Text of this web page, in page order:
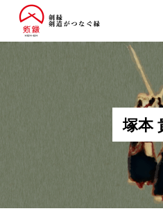
塚本